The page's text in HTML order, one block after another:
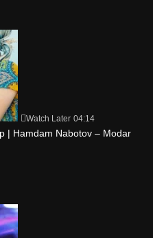
Watch Later 04:14
Hamdam Nabotov – Modar